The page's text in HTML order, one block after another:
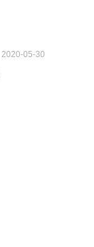
2020-05-30